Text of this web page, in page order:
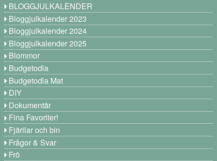
BLOGGJULKALENDER
Bloggjulkalender 2023
Bloggjulkalender 2024
Bloggjulkalender 2025
Blommor
Budgetodla
Budgetodla Mat
DIY
Dokumentär
Fina Favoriter!
Fjärilar och bin
Frågor & Svar
Frö